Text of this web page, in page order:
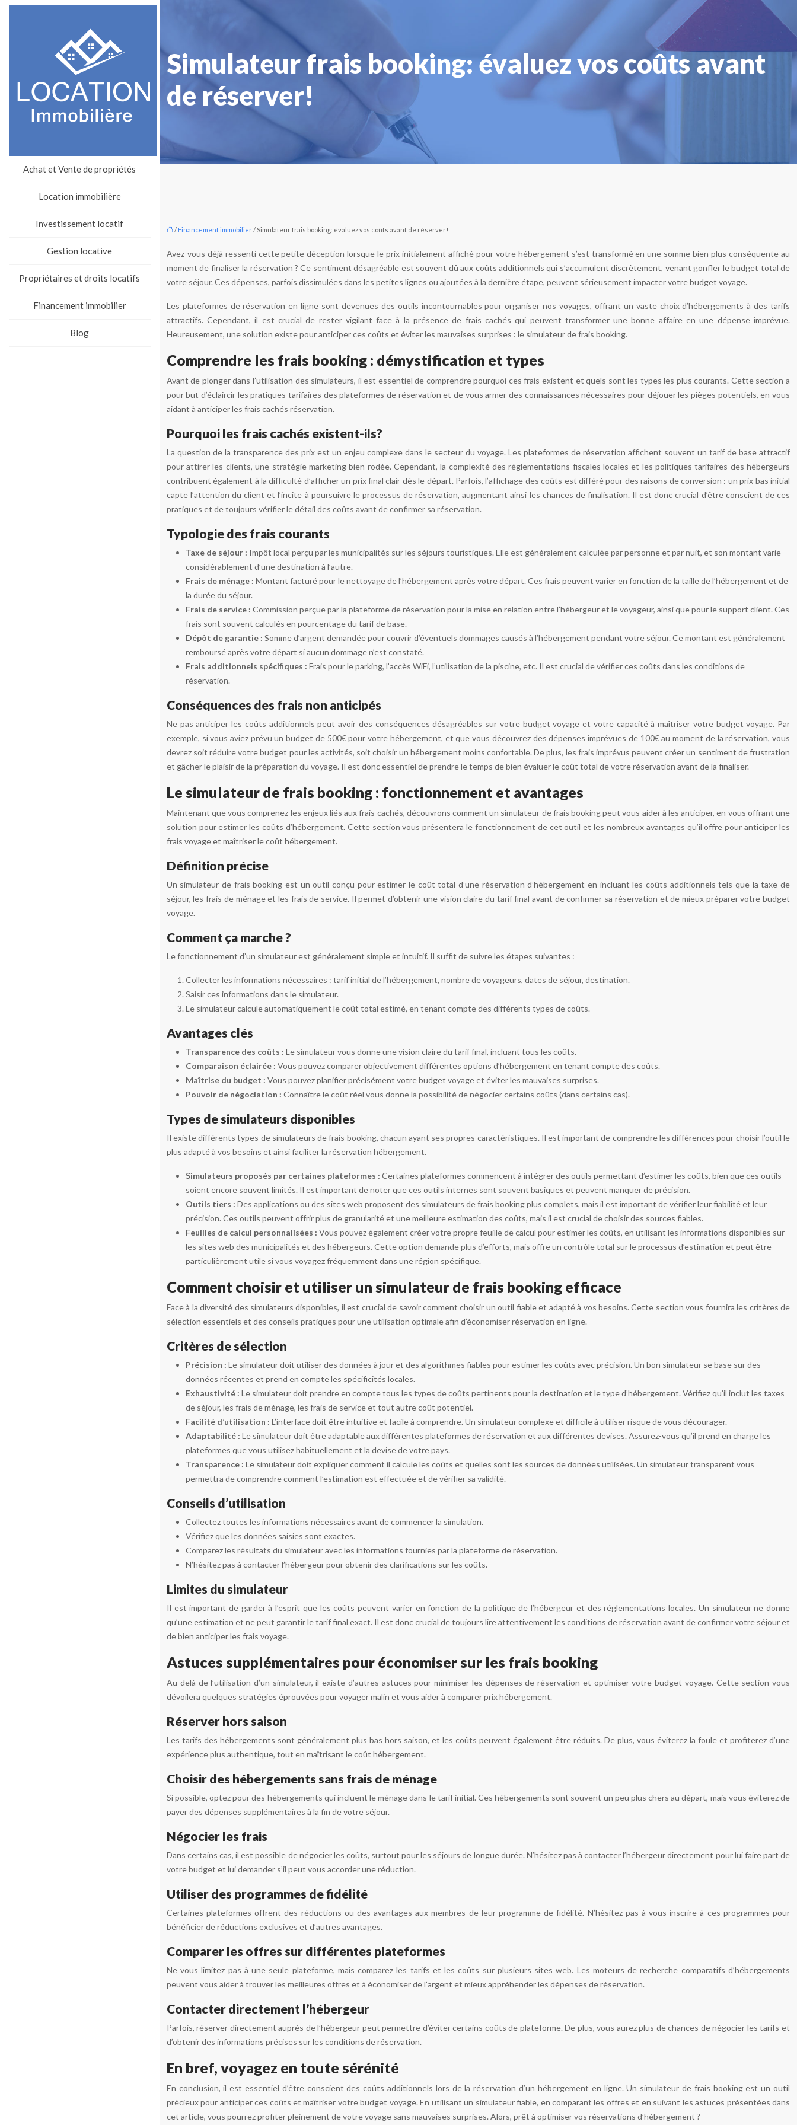
Achat et Vente de propriétés
Location immobilière
Investissement locatif
Gestion locative
Propriétaires et droits locatifs
Financement immobilier
Blog
Simulateur frais booking: évaluez vos coûts avant
de réserver!
/ Financement immobilier/ Simulateur frais booking: évaluez vos coûts avant de réserver!
Avez-vous déjà ressenti cette petite déception lorsque le prix initialement affiché pour votre hébergement s’est transformé en une somme bien plus conséquente au
moment de finaliser la réservation ? Ce sentiment désagréable est souvent dû aux coûts additionnels qui s’accumulent discrètement, venant gonfler le budget total de
votre séjour. Ces dépenses, parfois dissimulées dans les petites lignes ou ajoutées à la dernière étape, peuvent sérieusement impacter votre budget voyage.
Les plateformes de réservation en ligne sont devenues des outils incontournables pour organiser nos voyages, offrant un vaste choix d’hébergements à des tarifs
attractifs. Cependant, il est crucial de rester vigilant face à la présence de frais cachés qui peuvent transformer une bonne affaire en une dépense imprévue.
Heureusement, une solution existe pour anticiper ces coûts et éviter les mauvaises surprises : le simulateur de frais booking.
Comprendre les frais booking : démystification et types
Avant de plonger dans l’utilisation des simulateurs, il est essentiel de comprendre pourquoi ces frais existent et quels sont les types les plus courants. Cette section a
pour but d’éclaircir les pratiques tarifaires des plateformes de réservation et de vous armer des connaissances nécessaires pour déjouer les pièges potentiels, en vous
aidant à anticiper les frais cachés réservation.
Pourquoi les frais cachés existent-ils?
La question de la transparence des prix est un enjeu complexe dans le secteur du voyage. Les plateformes de réservation affichent souvent un tarif de base attractif
pour attirer les clients, une stratégie marketing bien rodée. Cependant, la complexité des réglementations fiscales locales et les politiques tarifaires des hébergeurs
contribuent également à la difficulté d’afficher un prix final clair dès le départ. Parfois, l’affichage des coûts est différé pour des raisons de conversion : un prix bas initial
capte l’attention du client et l’incite à poursuivre le processus de réservation, augmentant ainsi les chances de finalisation. Il est donc crucial d’être conscient de ces
pratiques et de toujours vérifier le détail des coûts avant de confirmer sa réservation.
Typologie des frais courants
Taxe de séjour : Impôt local perçu par les municipalités sur les séjours touristiques. Elle est généralement calculée par personne et par nuit, et son montant varie
considérablement d’une destination à l’autre.
Frais de ménage : Montant facturé pour le nettoyage de l’hébergement après votre départ. Ces frais peuvent varier en fonction de la taille de l’hébergement et de
la durée du séjour.
Frais de service : Commission perçue par la plateforme de réservation pour la mise en relation entre l’hébergeur et le voyageur, ainsi que pour le support client. Ces
frais sont souvent calculés en pourcentage du tarif de base.
Dépôt de garantie : Somme d’argent demandée pour couvrir d’éventuels dommages causés à l’hébergement pendant votre séjour. Ce montant est généralement
remboursé après votre départ si aucun dommage n’est constaté.
Frais additionnels spécifiques : Frais pour le parking, l’accès WiFi, l’utilisation de la piscine, etc. Il est crucial de vérifier ces coûts dans les conditions de
réservation.
Conséquences des frais non anticipés
Ne pas anticiper les coûts additionnels peut avoir des conséquences désagréables sur votre budget voyage et votre capacité à maîtriser votre budget voyage. Par
exemple, si vous aviez prévu un budget de 500€ pour votre hébergement, et que vous découvrez des dépenses imprévues de 100€ au moment de la réservation, vous
devrez soit réduire votre budget pour les activités, soit choisir un hébergement moins confortable. De plus, les frais imprévus peuvent créer un sentiment de frustration
et gâcher le plaisir de la préparation du voyage. Il est donc essentiel de prendre le temps de bien évaluer le coût total de votre réservation avant de la finaliser.
Le simulateur de frais booking : fonctionnement et avantages
Maintenant que vous comprenez les enjeux liés aux frais cachés, découvrons comment un simulateur de frais booking peut vous aider à les anticiper, en vous offrant une
solution pour estimer les coûts d’hébergement. Cette section vous présentera le fonctionnement de cet outil et les nombreux avantages qu’il offre pour anticiper les
frais voyage et maîtriser le coût hébergement.
Définition précise
Un simulateur de frais booking est un outil conçu pour estimer le coût total d’une réservation d’hébergement en incluant les coûts additionnels tels que la taxe de
séjour, les frais de ménage et les frais de service. Il permet d’obtenir une vision claire du tarif final avant de confirmer sa réservation et de mieux préparer votre budget
voyage.
Comment ça marche ?
Le fonctionnement d’un simulateur est généralement simple et intuitif. Il suffit de suivre les étapes suivantes :
Collecter les informations nécessaires : tarif initial de l’hébergement, nombre de voyageurs, dates de séjour, destination.
Saisir ces informations dans le simulateur.
Le simulateur calcule automatiquement le coût total estimé, en tenant compte des différents types de coûts.
Avantages clés
Transparence des coûts : Le simulateur vous donne une vision claire du tarif final, incluant tous les coûts.
Comparaison éclairée : Vous pouvez comparer objectivement différentes options d’hébergement en tenant compte des coûts.
Maîtrise du budget : Vous pouvez planifier précisément votre budget voyage et éviter les mauvaises surprises.
Pouvoir de négociation : Connaître le coût réel vous donne la possibilité de négocier certains coûts (dans certains cas).
Types de simulateurs disponibles
Il existe différents types de simulateurs de frais booking, chacun ayant ses propres caractéristiques. Il est important de comprendre les différences pour choisir l’outil le
plus adapté à vos besoins et ainsi faciliter la réservation hébergement.
Simulateurs proposés par certaines plateformes : Certaines plateformes commencent à intégrer des outils permettant d’estimer les coûts, bien que ces outils
soient encore souvent limités. Il est important de noter que ces outils internes sont souvent basiques et peuvent manquer de précision.
Outils tiers : Des applications ou des sites web proposent des simulateurs de frais booking plus complets, mais il est important de vérifier leur fiabilité et leur
précision. Ces outils peuvent offrir plus de granularité et une meilleure estimation des coûts, mais il est crucial de choisir des sources fiables.
Feuilles de calcul personnalisées : Vous pouvez également créer votre propre feuille de calcul pour estimer les coûts, en utilisant les informations disponibles sur
les sites web des municipalités et des hébergeurs. Cette option demande plus d’efforts, mais offre un contrôle total sur le processus d’estimation et peut être
particulièrement utile si vous voyagez fréquemment dans une région spécifique.
Comment choisir et utiliser un simulateur de frais booking efficace
Face à la diversité des simulateurs disponibles, il est crucial de savoir comment choisir un outil fiable et adapté à vos besoins. Cette section vous fournira les critères de
sélection essentiels et des conseils pratiques pour une utilisation optimale afin d’économiser réservation en ligne.
Critères de sélection
Précision : Le simulateur doit utiliser des données à jour et des algorithmes fiables pour estimer les coûts avec précision. Un bon simulateur se base sur des
données récentes et prend en compte les spécificités locales.
Exhaustivité : Le simulateur doit prendre en compte tous les types de coûts pertinents pour la destination et le type d’hébergement. Vérifiez qu’il inclut les taxes
de séjour, les frais de ménage, les frais de service et tout autre coût potentiel.
Facilité d’utilisation : L’interface doit être intuitive et facile à comprendre. Un simulateur complexe et difficile à utiliser risque de vous décourager.
Adaptabilité : Le simulateur doit être adaptable aux différentes plateformes de réservation et aux différentes devises. Assurez-vous qu’il prend en charge les
plateformes que vous utilisez habituellement et la devise de votre pays.
Transparence : Le simulateur doit expliquer comment il calcule les coûts et quelles sont les sources de données utilisées. Un simulateur transparent vous
permettra de comprendre comment l’estimation est effectuée et de vérifier sa validité.
Conseils d’utilisation
Collectez toutes les informations nécessaires avant de commencer la simulation.
Vérifiez que les données saisies sont exactes.
Comparez les résultats du simulateur avec les informations fournies par la plateforme de réservation.
N’hésitez pas à contacter l’hébergeur pour obtenir des clarifications sur les coûts.
Limites du simulateur
Il est important de garder à l’esprit que les coûts peuvent varier en fonction de la politique de l’hébergeur et des réglementations locales. Un simulateur ne donne
qu’une estimation et ne peut garantir le tarif final exact. Il est donc crucial de toujours lire attentivement les conditions de réservation avant de confirmer votre séjour et
de bien anticiper les frais voyage.
Astuces supplémentaires pour économiser sur les frais booking
Au-delà de l’utilisation d’un simulateur, il existe d’autres astuces pour minimiser les dépenses de réservation et optimiser votre budget voyage. Cette section vous
dévoilera quelques stratégies éprouvées pour voyager malin et vous aider à comparer prix hébergement.
Réserver hors saison
Les tarifs des hébergements sont généralement plus bas hors saison, et les coûts peuvent également être réduits. De plus, vous éviterez la foule et profiterez d’une
expérience plus authentique, tout en maîtrisant le coût hébergement.
Choisir des hébergements sans frais de ménage
Si possible, optez pour des hébergements qui incluent le ménage dans le tarif initial. Ces hébergements sont souvent un peu plus chers au départ, mais vous éviterez de
payer des dépenses supplémentaires à la fin de votre séjour.
Négocier les frais
Dans certains cas, il est possible de négocier les coûts, surtout pour les séjours de longue durée. N’hésitez pas à contacter l’hébergeur directement pour lui faire part de
votre budget et lui demander s’il peut vous accorder une réduction.
Utiliser des programmes de fidélité
Certaines plateformes offrent des réductions ou des avantages aux membres de leur programme de fidélité. N’hésitez pas à vous inscrire à ces programmes pour
bénéficier de réductions exclusives et d’autres avantages.
Comparer les offres sur différentes plateformes
Ne vous limitez pas à une seule plateforme, mais comparez les tarifs et les coûts sur plusieurs sites web. Les moteurs de recherche comparatifs d’hébergements
peuvent vous aider à trouver les meilleures offres et à économiser de l’argent et mieux appréhender les dépenses de réservation.
Contacter directement l’hébergeur
Parfois, réserver directement auprès de l’hébergeur peut permettre d’éviter certains coûts de plateforme. De plus, vous aurez plus de chances de négocier les tarifs et
d’obtenir des informations précises sur les conditions de réservation.
En bref, voyagez en toute sérénité
En conclusion, il est essentiel d’être conscient des coûts additionnels lors de la réservation d’un hébergement en ligne. Un simulateur de frais booking est un outil
précieux pour anticiper ces coûts et maîtriser votre budget voyage. En utilisant un simulateur fiable, en comparant les offres et en suivant les astuces présentées dans
cet article, vous pourrez profiter pleinement de votre voyage sans mauvaises surprises. Alors, prêt à optimiser vos réservations d’hébergement ?